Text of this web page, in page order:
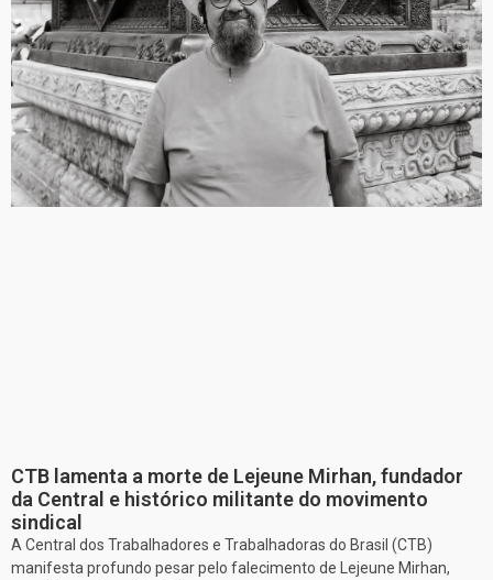
CTB lamenta a morte de Lejeune Mirhan, fundador
da Central e histórico militante do movimento
sindical
A Central dos Trabalhadores e Trabalhadoras do Brasil (CTB)
manifesta profundo pesar pelo falecimento de Lejeune Mirhan,